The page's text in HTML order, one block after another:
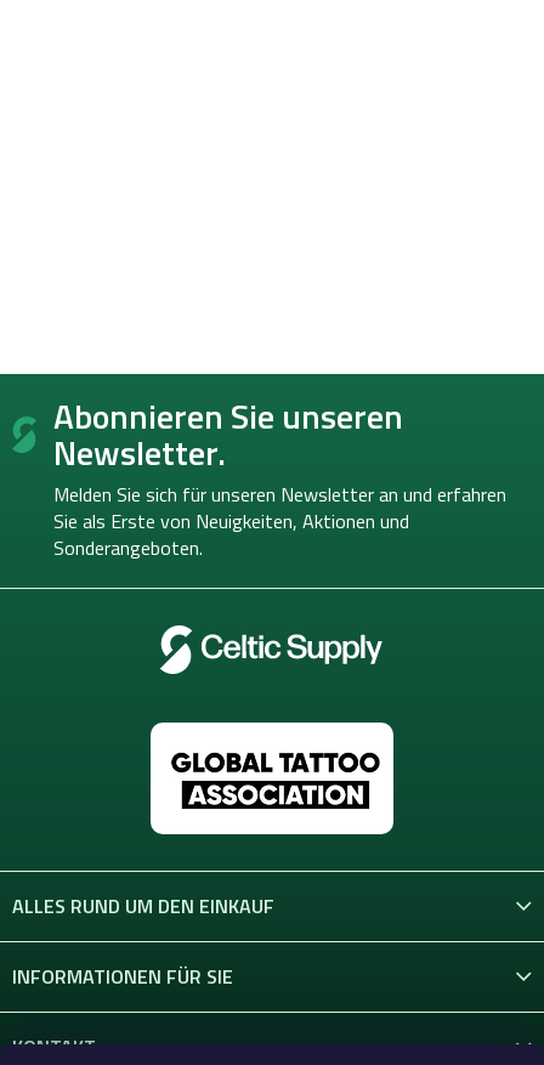
F
ß Abonnieren Sie unseren
Newsletter.
Melden Sie sich für unseren Newsletter an und erfahren
Sie als Erste von Neuigkeiten, Aktionen und
Sonderangeboten.
ALLES RUND UM DEN EINKAUF
INFORMATIONEN FÜR SIE
KONTAKT